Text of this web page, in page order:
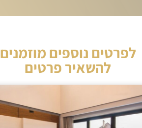
לפרטים נוספים מוזמנים
להשאיר פרטים